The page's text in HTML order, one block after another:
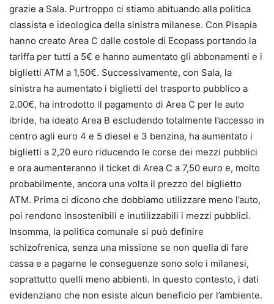
grazie a Sala. Purtroppo ci stiamo abituando alla politica
classista e ideologica della sinistra milanese. Con Pisapia
hanno creato Area C dalle costole di Ecopass portando la
tariffa per tutti a 5€ e hanno aumentato gli abbonamenti e i
biglietti ATM a 1,50€. Successivamente, con Sala, la
sinistra ha aumentato i biglietti del trasporto pubblico a
2.00€, ha introdotto il pagamento di Area C per le auto
ibride, ha ideato Area B escludendo totalmente l’accesso in
centro agli euro 4 e 5 diesel e 3 benzina, ha aumentato i
biglietti a 2,20 euro riducendo le corse dei mezzi pubblici
e ora aumenteranno il ticket di Area C a 7,50 euro e, molto
probabilmente, ancora una volta il prezzo del biglietto
ATM. Prima ci dicono che dobbiamo utilizzare meno l’auto,
poi rendono insostenibili e inutilizzabili i mezzi pubblici.
Insomma, la politica comunale si può definire
schizofrenica, senza una missione se non quella di fare
cassa e a pagarne le conseguenze sono solo i milanesi,
soprattutto quelli meno abbienti. In questo contesto, i dati
evidenziano che non esiste alcun beneficio per l’ambiente.